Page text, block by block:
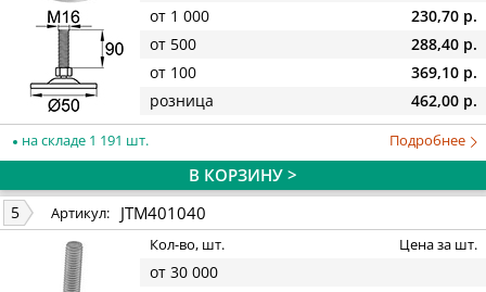
от 1 000
230,70 р.
от 500
288,40 р.
от 100
369,10 р.
розница
462,00 р.
на складе 1 191 шт. Подробнее
В КОРЗИНУ >
5 Артикул: JTM401040
Кол-во, шт. Цена за шт.
от 30 000